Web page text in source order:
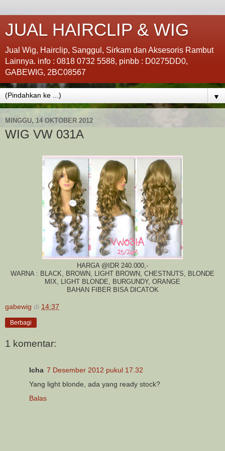
JUAL HAIRCLIP & WIG
Jual Wig, Hairclip, Sanggul, Sirkam dan Aksesoris Rambut
Lainnya. info : 0818 0732 5588, pinbb : D0275DD0,
GABEWIG, 2BC08567
▼
MINGGU, 14 OKTOBER 2012
WIG VW 031A
HARGA @IDR 240.000,-
WARNA : BLACK, BROWN, LIGHT BROWN, CHESTNUTS, BLONDE
MIX, LIGHT BLONDE, BURGUNDY, ORANGE
BAHAN FIBER BISA DICATOK
gabewig di 14:37
Berbagi
1 komentar:
Icha 7 Desember 2012 pukul 17.32
Yang light blonde, ada yang ready stock?
Balas